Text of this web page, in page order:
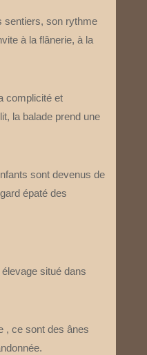
sentiers, son rythme
à la flânerie, à la
complicité et
la balade prend une
sont devenus de
épaté des
situé dans
, ce sont des ânes